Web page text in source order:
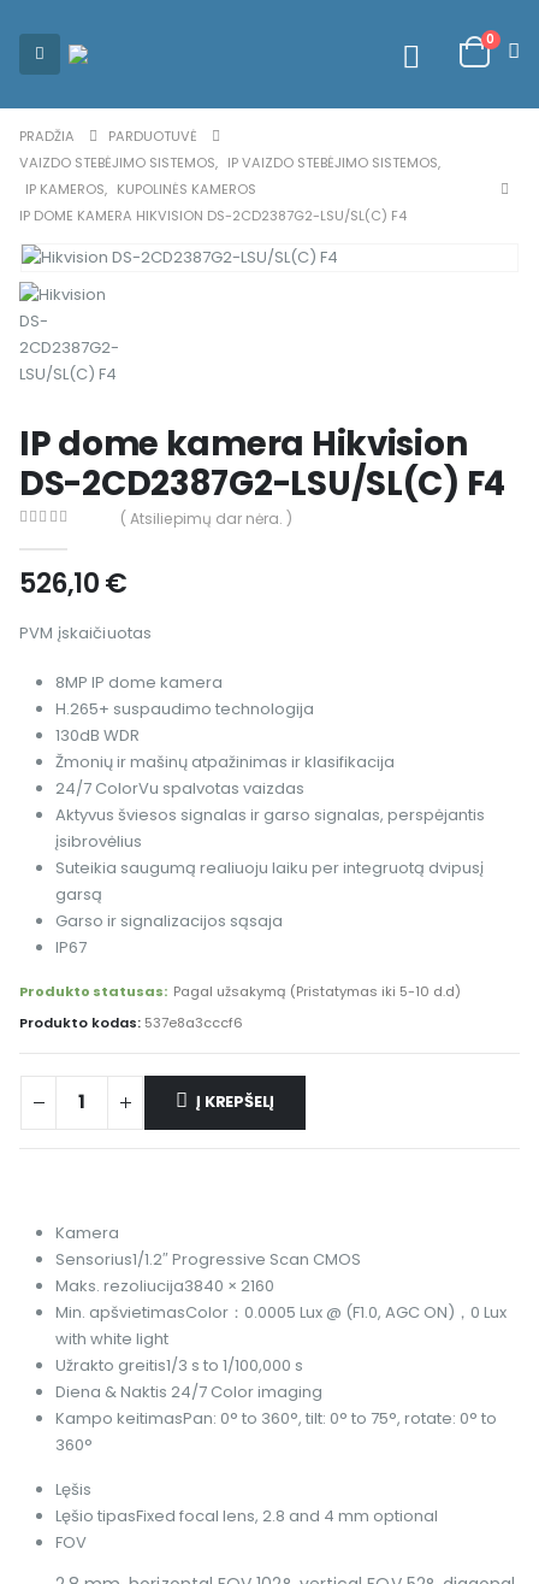
0
PRADŽIA
PARDUOTUVĖ
VAIZDO STEBĖJIMO SISTEMOS, IP VAIZDO STEBĖJIMO SISTEMOS,
IP KAMEROS, KUPOLINĖS KAMEROS
IP DOME KAMERA HIKVISION DS-2CD2387G2-LSU/SL(C) F4
IP dome kamera Hikvision
DS-2CD2387G2-LSU/SL(C) F4
( Atsiliepimų dar nėra. )
526,10€
PVM įskaičiuotas
8MP IP dome kamera
H.265+ suspaudimo technologija
130dB WDR
Žmonių ir mašinų atpažinimas ir klasifikacija
24/7 ColorVu spalvotas vaizdas
Aktyvus šviesos signalas ir garso signalas, perspėjantis
įsibrovėlius
Suteikia saugumą realiuoju laiku per integruotą dvipusį
garsą
Garso ir signalizacijos sąsaja
IP67
Produkto statusas: Pagal užsakymą (Pristatymas iki 5-10 d.d)
Produkto kodas: 537e8a3cccf6
Į KREPŠELĮ
Kamera
Sensorius1/1.2″ Progressive Scan CMOS
Maks. rezoliucija3840 × 2160
Min. apšvietimasColor：0.0005 Lux @ (F1.0, AGC ON)，0 Lux
with white light
Užrakto greitis1/3 s to 1/100,000 s
Diena & Naktis 24/7 Color imaging
Kampo keitimasPan: 0° to 360°, tilt: 0° to 75°, rotate: 0° to
360°
Lęšis
Lęšio tipasFixed focal lens, 2.8 and 4 mm optional
FOV